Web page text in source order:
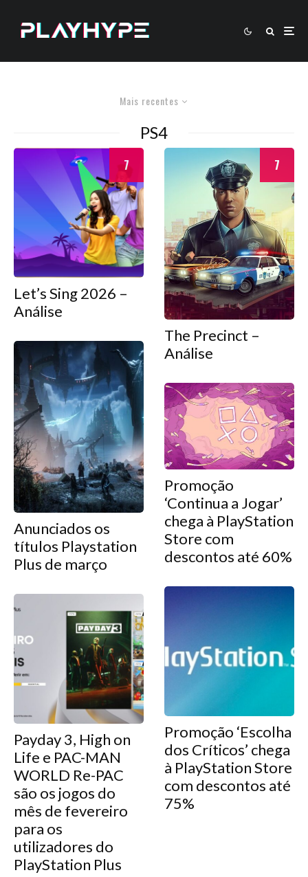
Mais recentes
PS4
7
Let’s Sing 2026 –
Análise
Anunciados os
títulos Playstation
Plus de março
Payday 3, High on
Life e PAC-MAN
WORLD Re-PAC
são os jogos do
mês de fevereiro
para os
utilizadores do
PlayStation Plus
7
The Precinct –
Análise
Promoção
‘Continua a Jogar’
chega à PlayStation
Store com
descontos até 60%
Promoção ‘Escolha
dos Críticos’ chega
à PlayStation Store
com descontos até
75%